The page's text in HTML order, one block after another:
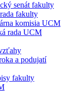
senát fakulty
fakulty
komisia UCM
rada UCM
a podujatí
fakulty